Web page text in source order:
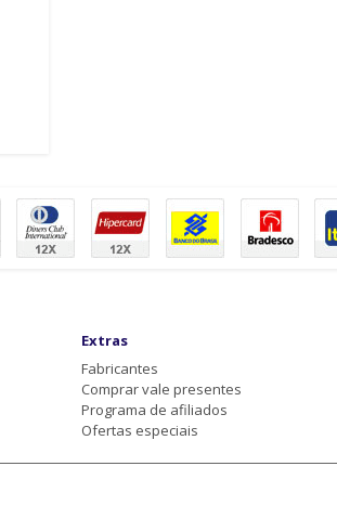
Extras
Fabricantes
Comprar vale presentes
Programa de afiliados
Ofertas especiais